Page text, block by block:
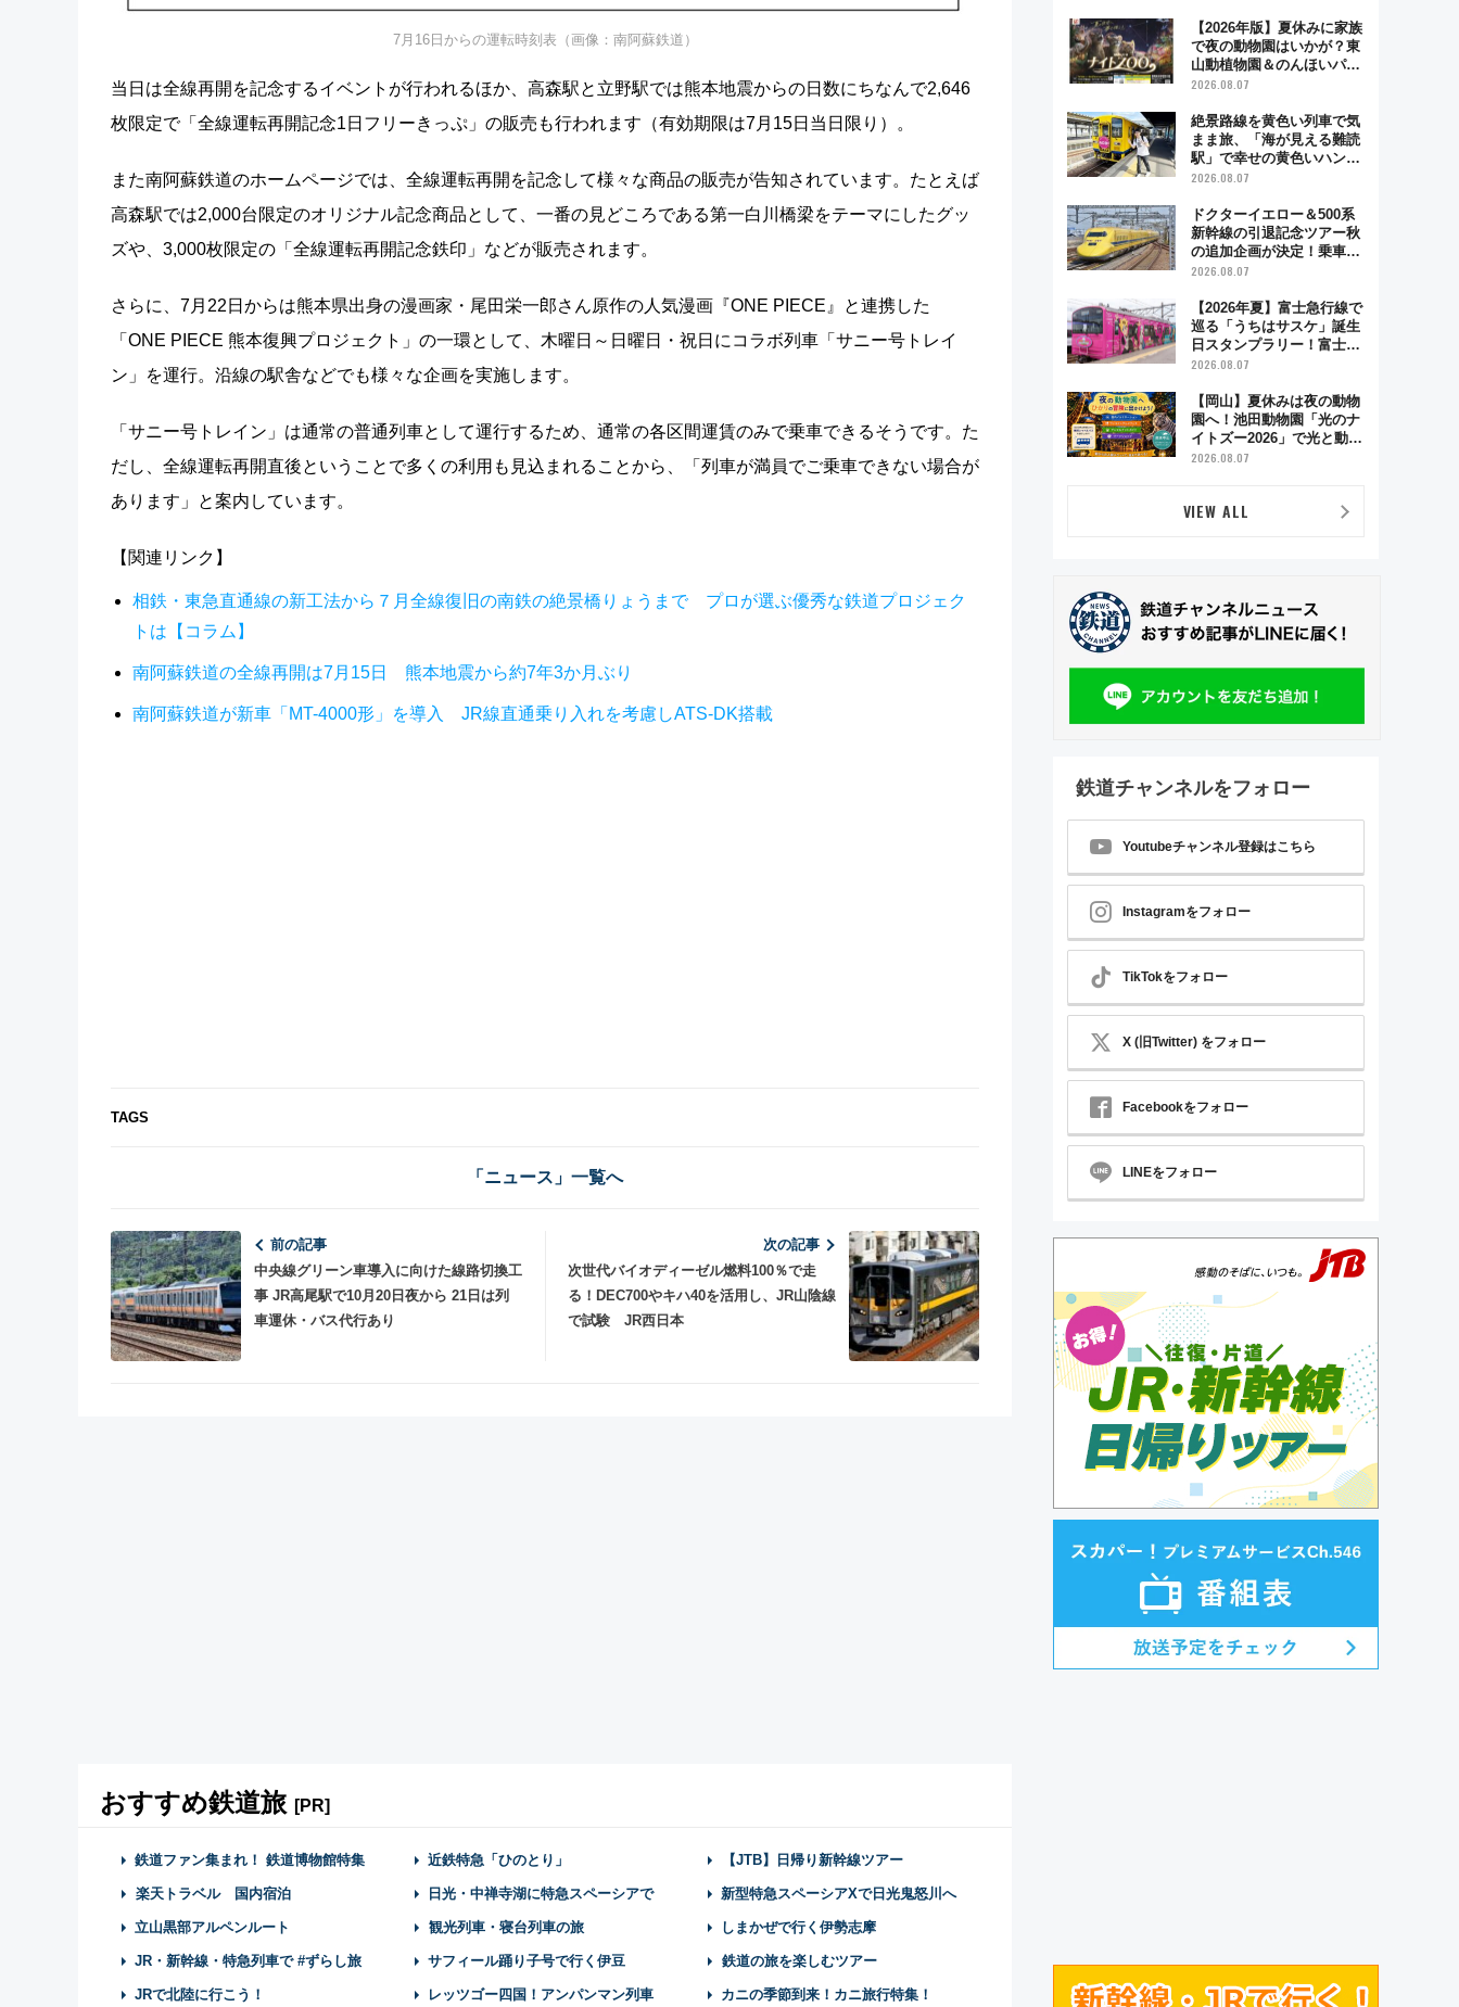
7月16日からの運転時刻表（画像：南阿蘇鉄道）
当日は全線再開を記念するイベントが行われるほか、高森駅と立野駅では熊本地震からの日数にちなんで2,646
枚限定で「全線運転再開記念1日フリーきっぷ」の販売も行われます（有効期限は7月15日当日限り）。
また南阿蘇鉄道のホームページでは、全線運転再開を記念して様々な商品の販売が告知されています。たとえば
高森駅では2,000台限定のオリジナル記念商品として、一番の見どころである第一白川橋梁をテーマにしたグッ
ズや、3,000枚限定の「全線運転再開記念鉄印」などが販売されます。
さらに、7月22日からは熊本県出身の漫画家・尾田栄一郎さん原作の人気漫画『ONE PIECE』と連携した
「ONE PIECE 熊本復興プロジェクト」の一環として、木曜日～日曜日・祝日にコラボ列車「サニー号トレイ
ン」を運行。沿線の駅舎などでも様々な企画を実施します。
「サニー号トレイン」は通常の普通列車として運行するため、通常の各区間運賃のみで乗車できるそうです。た
だし、全線運転再開直後ということで多くの利用も見込まれることから、「列車が満員でご乗車できない場合が
あります」と案内しています。
【関連リンク】
相鉄・東急直通線の新工法から７月全線復旧の南鉄の絶景橋りょうまで プロが選ぶ優秀な鉄道プロジェク
トは【コラム】
南阿蘇鉄道の全線再開は7月15日 熊本地震から約7年3か月ぶり
南阿蘇鉄道が新車「MT-4000形」を導入 JR線直通乗り入れを考慮しATS-DK搭載
TAGS
「ニュース」一覧へ
前の記事
中央線グリーン車導入に向けた線路切換工
事 JR高尾駅で10月20日夜から 21日は列
車運休・バス代行あり
次の記事
次世代バイオディーゼル燃料100％で走
る！DEC700やキハ40を活用し、JR山陰線
で試験 JR西日本
おすすめ鉄道旅 [PR]
鉄道ファン集まれ！ 鉄道博物館特集 近鉄特急「ひのとり」 【JTB】日帰り新幹線ツアー
楽天トラベル 国内宿泊 日光・中禅寺湖に特急スペーシアで 新型特急スペーシアXで日光鬼怒川へ
立山黒部アルペンルート 観光列車・寝台列車の旅 しまかぜで行く伊勢志摩
JR・新幹線・特急列車で #ずらし旅 サフィール踊り子号で行く伊豆 鉄道の旅を楽しむツアー
JRで北陸に行こう！ レッツゴー四国！アンパンマン列車 カニの季節到来！カニ旅行特集！
【2026年版】夏休みに家族
で夜の動物園はいかが？東
山動植物園＆のんほいパー
ク「ナイトZOO」開催情報
2026.08.07
絶景路線を黄色い列車で気
まま旅、「海が見える難読
駅」で幸せの黄色いハンカ
チに願いを 「新・鉄道ひ
「島原鉄道」
2026.08.07
ドクターイエロー＆500系
新幹線の引退記念ツアー秋
の追加企画が決定！乗車体
験やグッズ・ホテル情報ま
2026.08.07
【2026年夏】富士急行線で
巡る「うちはサスケ」誕生
日スタンプラリー！富士急
ハイランド限定グルメ＆グ
2026.08.07
【岡山】夏休みは夜の動物
園へ！池田動物園「光のナ
イトズー2026」で光と動物
が彩る特別な夜
2026.08.07
VIEW ALL
鉄道チャンネルをフォロー
Youtubeチャンネル登録はこちら
Instagramをフォロー
TikTokをフォロー
X (旧Twitter) をフォロー
Facebookをフォロー
LINEをフォロー